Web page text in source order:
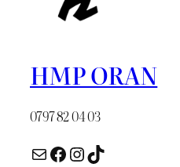
HMP ORAN
0797 82 04 03
E-mail Facebook InstagramTikTok